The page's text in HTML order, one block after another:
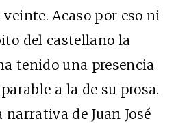
Acaso por eso ni
del castellano la
tenido una presencia
a la de su prosa.
narrativa de Juan José